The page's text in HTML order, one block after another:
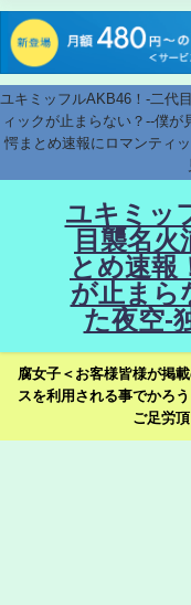
ユキミッフルAKB46！-二代
ィックが止まらない？--僕
愕まとめ速報にロマンティ
ユキミッ
目襲名火
とめ速報
が止まら
た夜空-
腐女子＜お客様皆様が掲
スを利用される事でかろ
ご足労